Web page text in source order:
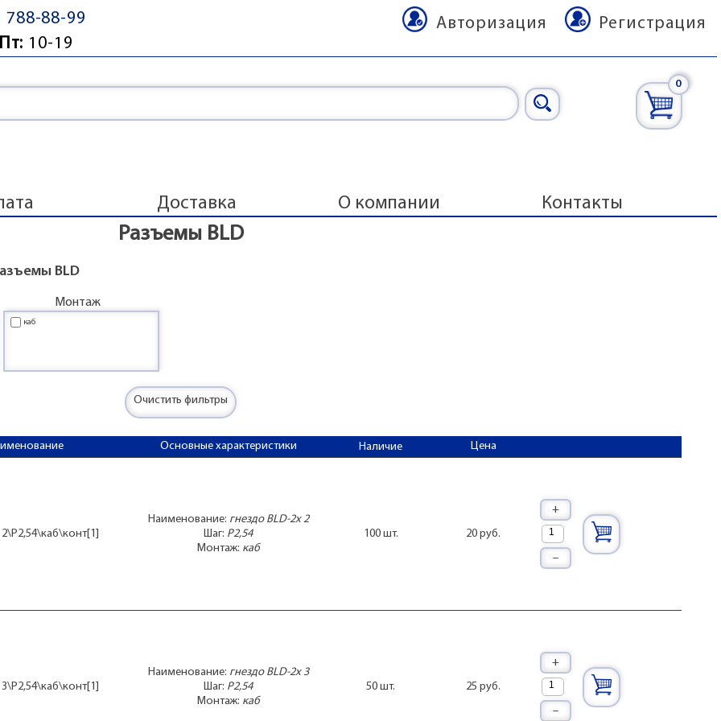
788-88-99
10-19
Регистрация
Авторизация
0
Доставка О компании Контакты
Разъемы BLD
BLD
Монтаж
каб
Очистить фильтры
Основные характеристики Наличие Цена
2\P2,54\каб\конт[1]
Наименование: гнездо BLD-2x 2
Шаг: P2,54
Монтаж: каб
100 шт. 20 руб.
+
–
3\P2,54\каб\конт[1]
Наименование: гнездо BLD-2x 3
Шаг: P2,54
Монтаж: каб
50 шт. 25 руб.
+
–